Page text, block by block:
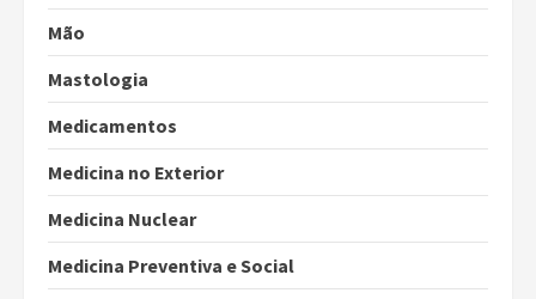
Mão
Mastologia
Medicamentos
Medicina no Exterior
Medicina Nuclear
Medicina Preventiva e Social